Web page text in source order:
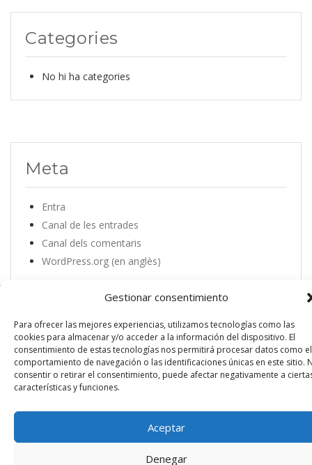
Gestionar consentimiento
Para ofrecer las mejores experiencias, utilizamos tecnologías como las
cookies para almacenar y/o acceder a la información del dispositivo. El
consentimiento de estas tecnologías nos permitirá procesar datos como el
comportamiento de navegación o las identificaciones únicas en este sitio.
consentir o retirar el consentimiento, puede afectar negativamente a
características y funciones.
Aceptar
Denegar
Categories
No hi ha categories
Meta
Entra
Canal de les entrades
Canal dels comentaris
WordPress.org (en anglès)
Hôtel Villa Gala ★★★★ Sup – Carrer Solitari 5 – 17488
Cadaquès | Girona – Spain – Tél : 0034 872 22 80 00–
info@hotelvillagala.com|Política de privacidad |Aviso Legal|
Política de Cookies